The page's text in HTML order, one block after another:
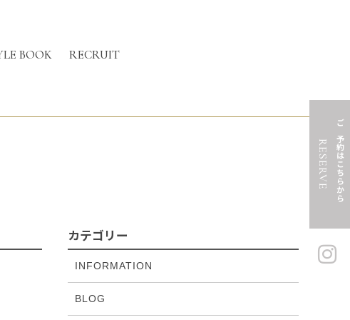
BOOK RECRUIT
ご予約はこちらから
RESERVE
カテゴリー
INFORMATION
BLOG